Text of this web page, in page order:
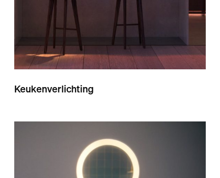
Keukenverlichting